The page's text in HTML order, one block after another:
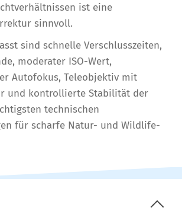
ist eine
sinnvoll.
sind schnelle Verschlusszeiten,
moderater ISO-Wert,
Autofokus, Teleobjektiv mit
und kontrollierte Stabilität der
technischen
für scharfe Natur- und Wildlife-